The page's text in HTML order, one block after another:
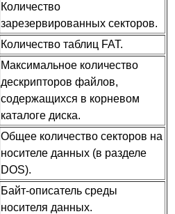
Количество
зарезервированных секторов.
Количество таблиц FAT.
Максимальное количество
дескрипторов файлов,
содержащихся в корневом
каталоге диска.
Общее количество секторов на
носителе данных (в разделе
DOS).
Байт-описатель среды
носителя данных.